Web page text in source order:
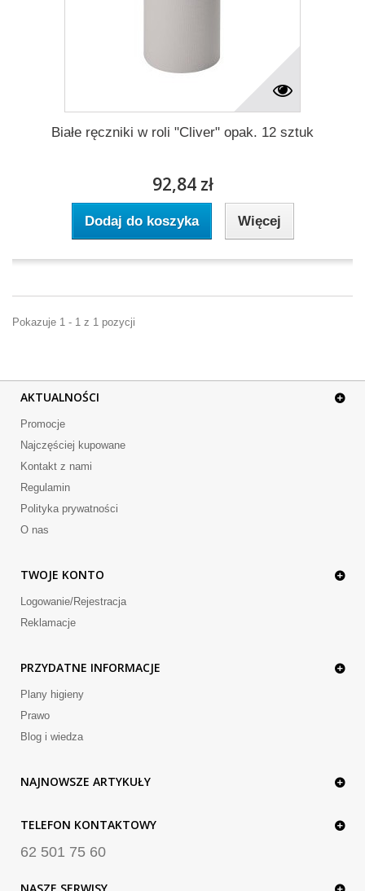
Białe ręczniki w roli "Cliver" opak. 12 sztuk
92,84 zł
Dodaj do koszyka Więcej
Pokazuje 1 - 1 z 1 pozycji
AKTUALNOŚCI
Promocje
Najczęściej kupowane
Kontakt z nami
Regulamin
Polityka prywatności
O nas
TWOJE KONTO
Logowanie/Rejestracja
Reklamacje
PRZYDATNE INFORMACJE
Plany higieny
Prawo
Blog i wiedza
NAJNOWSZE ARTYKUŁY
TELEFON KONTAKTOWY
62 501 75 60